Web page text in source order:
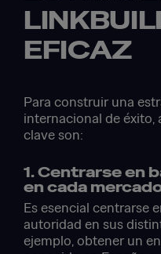
EFICAZ
Para construir una
internacional de éxito,
clave son:
1. Centrarse en
en cada
Es esencial centrarse
autoridad en sus
ejemplo, obtener un